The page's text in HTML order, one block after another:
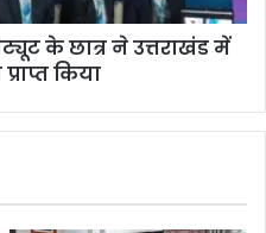
के छात्र ने उत्तराखंड में
किया